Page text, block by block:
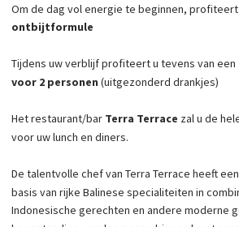
Om de dag vol energie te beginnen,
ontbijtformule
Tijdens uw verblijf profiteert u tevens van een
voor 2 personen (uitgezonderd drankjes)
Het restaurant/bar Terra Terrace zal u de
voor uw lunch en diners.
De talentvolle chef van Terra Terrace heeft
basis van rijke Balinese specialiteiten in
Indonesische gerechten en andere moderne